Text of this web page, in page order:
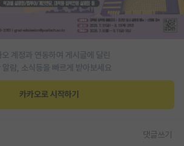
시판
시판
오 계정과 연동하여 게시글에 달린
알람, 소식등을 빠르게 받아보세요
카카오로 시작하기
댓글쓰기